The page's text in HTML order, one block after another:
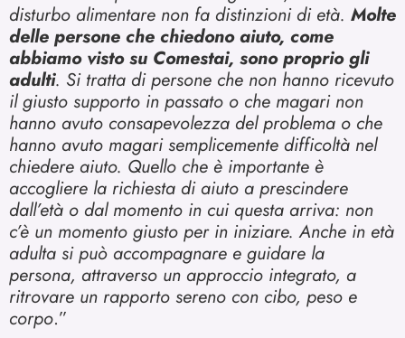
disturbo alimentare non fa distinzioni di età. Molte
delle persone che chiedono aiuto, come
abbiamo visto su Comestai, sono proprio gli
adulti. Si tratta di persone che non hanno ricevuto
il giusto supporto in passato o che magari non
hanno avuto consapevolezza del problema o che
hanno avuto magari semplicemente difficoltà nel
chiedere aiuto. Quello che è importante è
accogliere la richiesta di aiuto a prescindere
dall’età o dal momento in cui questa arriva: non
c’è un momento giusto per in iniziare. Anche in età
adulta si può accompagnare e guidare la
persona, attraverso un approccio integrato, a
ritrovare un rapporto sereno con cibo, peso e
corpo.”